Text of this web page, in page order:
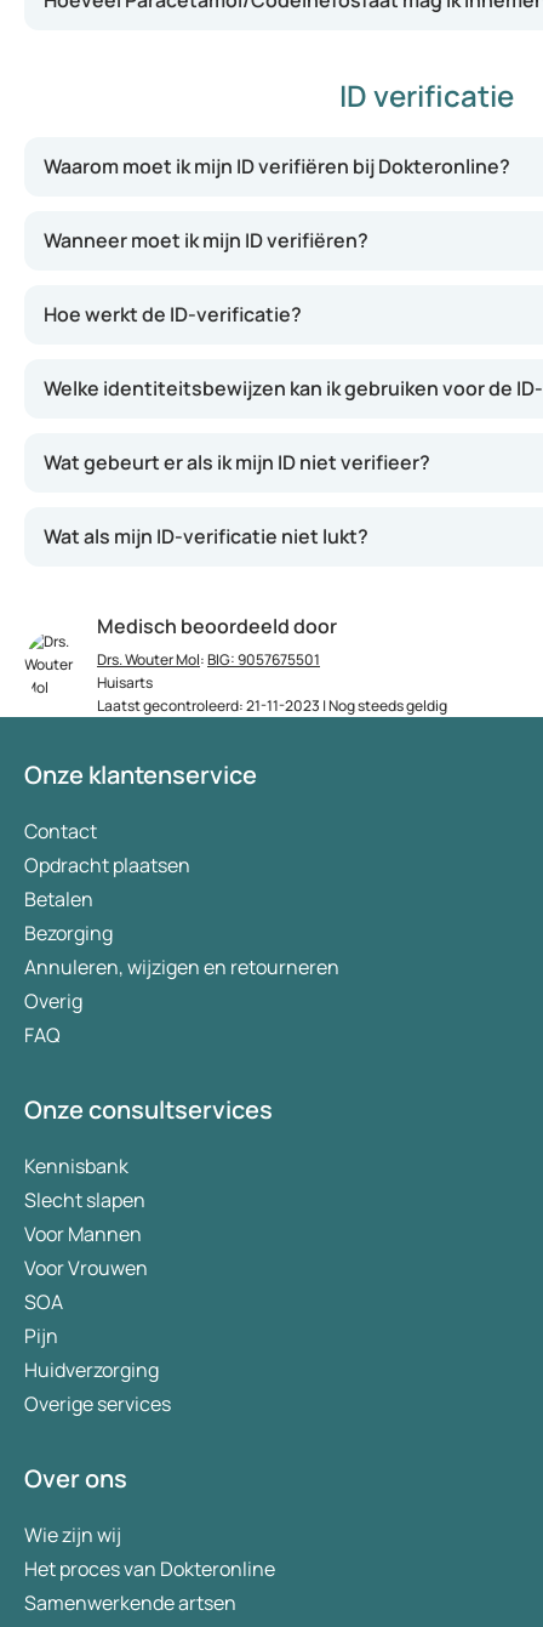
Medisch beoordeeld door
Drs. Wouter Mol:BIG: 9057675501
Huisarts
Laatst gecontroleerd: 21-11-2023 | Nog steeds geldig
ID verificatie
Waarom moet ik mijn ID verifiëren bij Dokteronline?
Wanneer moet ik mijn ID verifiëren?
Hoe werkt de ID-verificatie?
Welke identiteitsbewijzen kan ik gebruiken voor de
Wat gebeurt er als ik mijn ID niet verifieer?
Wat als mijn ID-verificatie niet lukt?
Onze klantenservice
Contact
Opdracht plaatsen
Betalen
Bezorging
Annuleren, wijzigen en retourneren
Overig
FAQ
Onze consultservices
Kennisbank
Slecht slapen
Voor Mannen
Voor Vrouwen
SOA
Pijn
Huidverzorging
Overige services
Over ons
Wie zijn wij
Het proces van Dokteronline
Samenwerkende artsen